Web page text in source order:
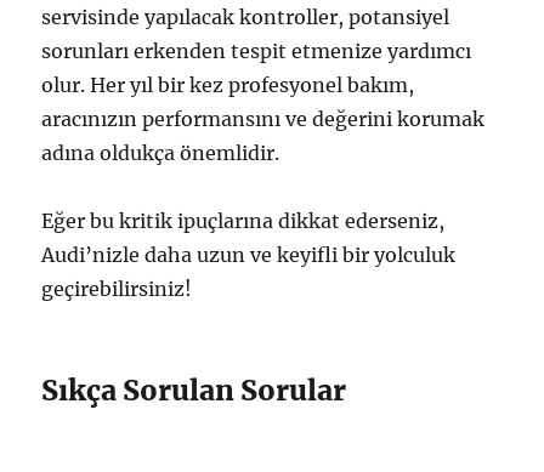
servisinde yapılacak kontroller, potansiyel
sorunları erkenden tespit etmenize yardımcı
olur. Her yıl bir kez profesyonel bakım,
aracınızın performansını ve değerini korumak
adına oldukça önemlidir.
Eğer bu kritik ipuçlarına dikkat ederseniz,
Audi’nizle daha uzun ve keyifli bir yolculuk
geçirebilirsiniz!
Sıkça Sorulan Sorular